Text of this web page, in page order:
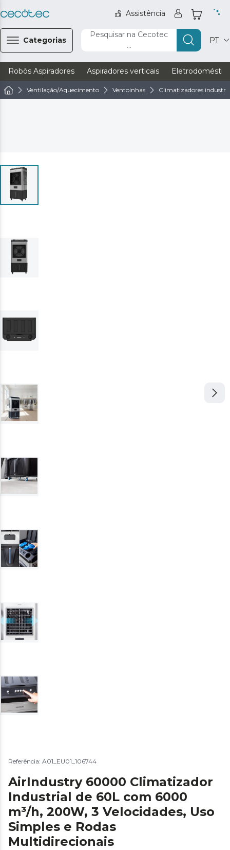
Assistência
Categorias
Pesquisar na Cecotec
...
PT
Robôs Aspiradores Aspiradores verticais
Ventilação/Aquecimento Ventoinhas Climatizadores
Referência: A01_EU01_106744
AirIndustry 60000 Climatizador
Industrial de 60L com 6000
m³/h, 200W, 3 Velocidades, Uso
Simples e Rodas
Multidirecionais